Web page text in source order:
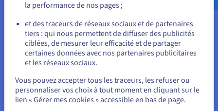
Il s'agit notamment de configurer des pare-feu pour
bloquer le trafic indésirable, de mettre en œuvre des
systèmes de détection des intrusions pour identifier les
activités suspectes et d'utiliser des mots de passe et un
chiffrement forts pour protéger les données sensibles.
Mettez régulièrement à jour vos périphériques réseau
utilisés avec les derniers correctifs de sécurité pour
corriger les vulnérabilités et vous protéger contre les
menaces émergentes. Sensibiliser les utilisateurs aux
ou
Rester sur le site actuel
Sélectionner un autre site web
la performance de nos pages ;
et des traceurs de réseaux sociaux et de partenaires
tiers : qui nous permettent de diffuser des publicités
ciblées, de mesurer leur efficacité et de partager
certaines données avec nos partenaires publicitaires
et les réseaux sociaux.
Vous pouvez accepter tous les traceurs, les refuser ou
personnaliser vos choix à tout moment en cliquant sur le
lien « Gérer mes cookies » accessible en bas de page.